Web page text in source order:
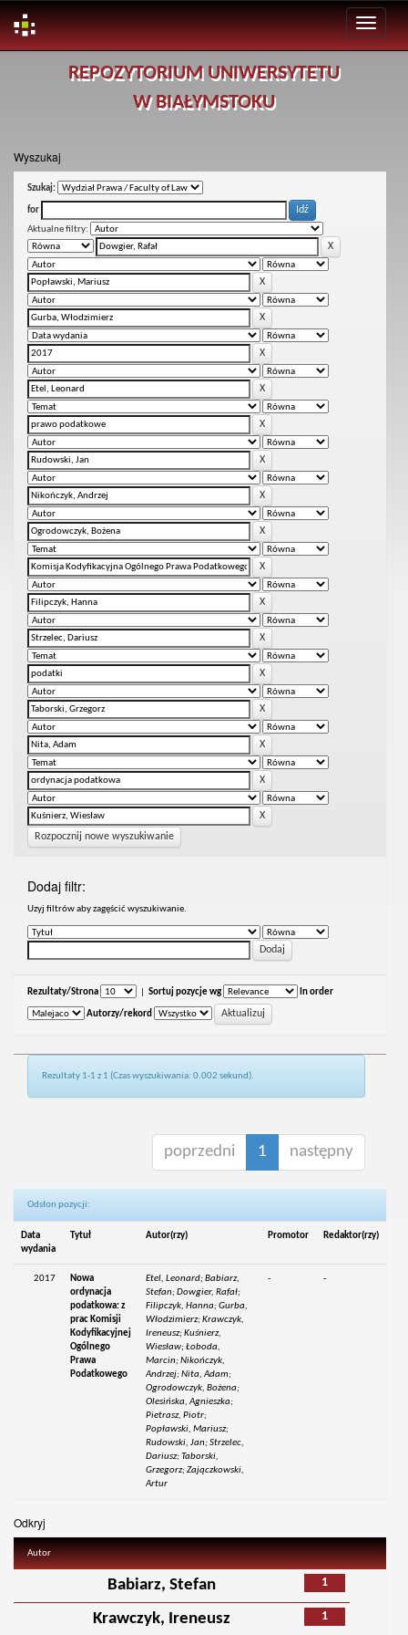
REPOZYTORIUM UNIWERSYTETU
W BIAŁYMSTOKU
Wyszukaj
Szukaj:
for
Aktualne filtry:
Rozpocznij nowe wyszukiwanie
Dodaj filtr:
Uzyj filtrów aby zagęścić wyszukiwanie.
Rezultaty/Strona Sortuj pozycje wg In order
Autorzy/rekord
Rezultaty 1-1 z 1 (Czas wyszukiwania: 0.002 sekund).
poprzedni 1 następny
Odsłon pozycji:
Data
wydania
Tytuł Autor(rzy) Promotor Redaktor(rzy)
2017
Nowa
ordynacja
podatkowa: z
prac Komisji
Kodyfikacyjnej
Ogólnego
Prawa
Podatkowego
Etel, Leonard; Babiarz,
Stefan; Dowgier, Rafał;
Filipczyk, Hanna; Gurba,
Włodzimierz; Krawczyk,
Ireneusz; Kuśnierz,
Wiesław; Łoboda,
Marcin; Nikończyk,
Andrzej; Nita, Adam;
Ogrodowczyk, Bożena;
Olesińska, Agnieszka;
Pietrasz, Piotr;
Popławski, Mariusz;
Rudowski, Jan; Strzelec,
Dariusz; Taborski,
Grzegorz; Zajączkowski,
Artur
- -
Odkryj
Autor
1
Babiarz, Stefan
1
Krawczyk, Ireneusz